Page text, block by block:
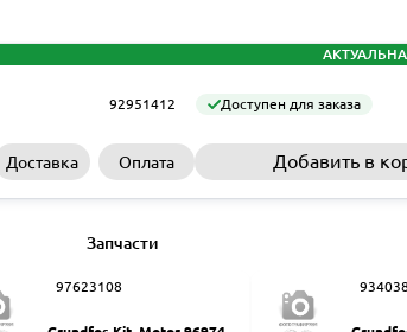
92951412 Доступен для заказа
Доставка Оплата Добавить в
Запчасти
97623108